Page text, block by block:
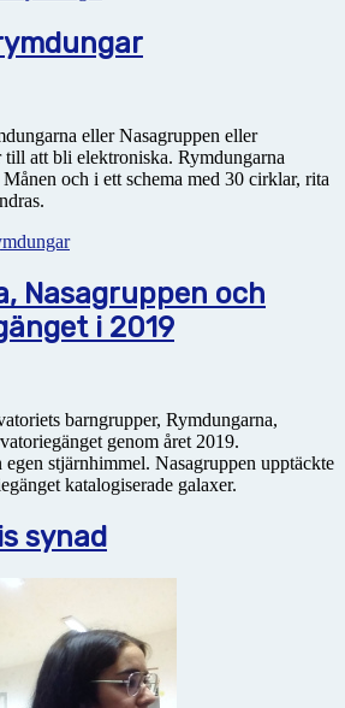
eller Nasagruppen eller
att bli elektroniska. Rymdungarna
och i ett schema med 30 cirklar, rita
Nasagruppen och
i 2019
barngrupper, Rymdungarna,
genom året 2019.
stjärnhimmel. Nasagruppen upptäckte
katalogiserade galaxer.
synad